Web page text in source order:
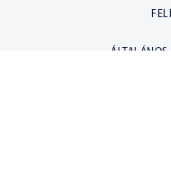
ÁLTALÁNOS